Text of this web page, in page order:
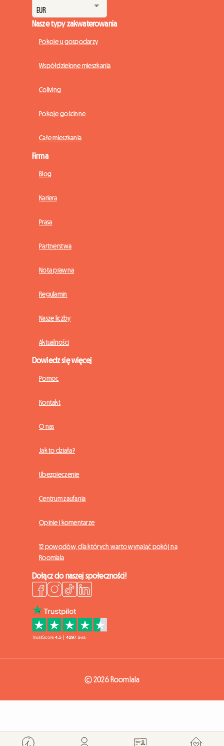
Nasze typy zakwaterowania
Pokoje u gospodarzy
Współdzielone mieszkania
Coliving
Pokoje gościnne
Całe mieszkania
Firma
Blog
Kariera
Prasa
Partnerstwa
Nota prawna
Regulamin
Nasze liczby
Aktualności
Dowiedz się więcej
Pomoc
Kontakt
O nas
Jak to działa?
Ubezpieczenie
Centrum zaufania
Opinie i komentarze
12 powodów, dla których warto wynająć pokój na
Roomlala
Dołącz do naszej społeczności!
© 2026 Roomlala